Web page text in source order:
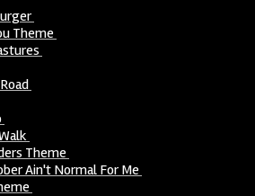
Theme
Theme
Ain't Normal For Me